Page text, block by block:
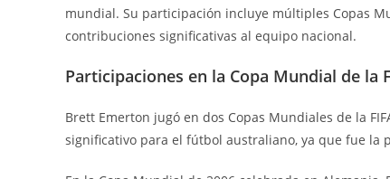
mundial. Su participación incluye múltiples Copas
contribuciones significativas al equipo nacional.
Participaciones en la Copa Mundial de la
Brett Emerton jugó en dos Copas Mundiales de la
significativo para el fútbol australiano, ya que fue la